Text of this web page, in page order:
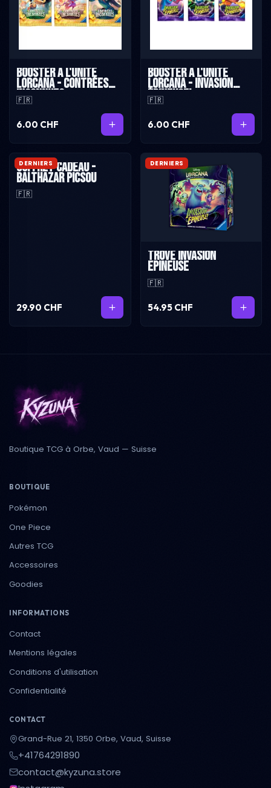
Booster à l'unité
Lorcana - Contrées
Inconnues
🇫🇷
6.00 CHF
Booster à l'unité
Lorcana - invasion
épineuse!
🇫🇷
6.00 CHF
DERNIERS
Coffret cadeau -
Balthazar Picsou
🇫🇷
29.90 CHF
DERNIERS
Trove Invasion
Epineuse
🇫🇷
54.95 CHF
Boutique TCG à Orbe, Vaud — Suisse
BOUTIQUE
Pokémon
One Piece
Autres TCG
Accessoires
Goodies
INFORMATIONS
Contact
Mentions légales
Conditions d'utilisation
Confidentialité
CONTACT
Grand-Rue 21, 1350 Orbe, Vaud, Suisse
+41764291890
contact@kyzuna.store